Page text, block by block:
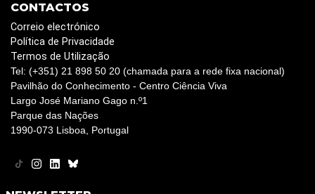
CONTACTOS
Correio electrónico
Política de Privacidade
Termos de Utilização
Tel: (+351) 21 898 50 20 (chamada para a rede fixa nacional)
Pavilhão do Conhecimento - Centro Ciência Viva
Largo José Mariano Gago n.º1
Parque das Nações
1990-073 Lisboa, Portugal